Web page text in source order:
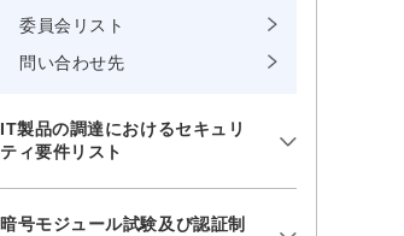
委員会リスト
問い合わせ先
IT製品の調達におけるセキュリ
ティ要件リスト
暗号モジュール試験及び認証制